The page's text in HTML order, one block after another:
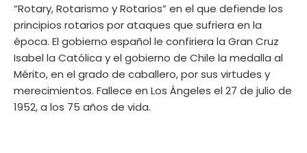
“Rotary, Rotarismo y Rotarios” en el que defiende los
principios rotarios por ataques que sufriera en la
época. El gobierno español le confiriera la Gran Cruz
Isabel la Católica y el gobierno de Chile la medalla al
Mérito, en el grado de caballero, por sus virtudes y
merecimientos. Fallece en Los Ángeles el 27 de julio de
1952, a los 75 años de vida.